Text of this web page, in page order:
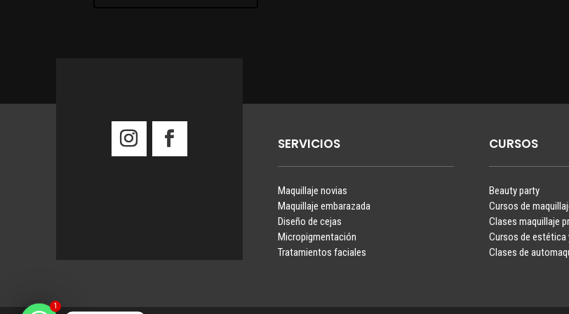
SERVICIOS
Maquillaje novias
Maquillaje embarazada
Diseño de cejas
Micropigmentación
Tratamientos faciales
CURSOS
Beauty party
Cursos de
Clases maquillaje
Cursos de estética
Clases de
1